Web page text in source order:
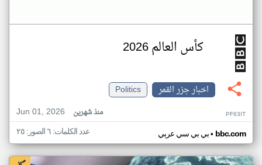
كأس العالم 2026
اخبار جزر القمر
Politics
Jun 01, 2026
منذ شهرين PF63IT
بي بي سي عربي• bbc.com عدد الكلمات: ٦ الصور: ٢٥